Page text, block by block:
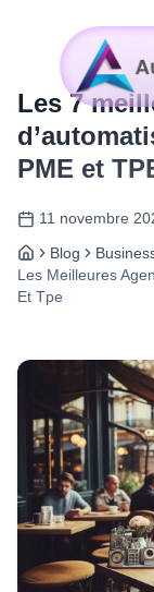
Les 7
PME et
11 novembre
Blog
Les Meilleures
Et Tpe